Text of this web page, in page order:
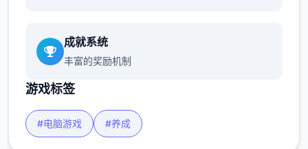
成就系统
丰富的奖励机制
游戏标签
#电脑游戏 #养成